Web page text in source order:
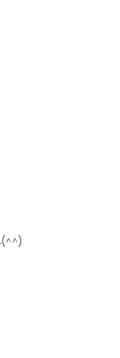
(^^)